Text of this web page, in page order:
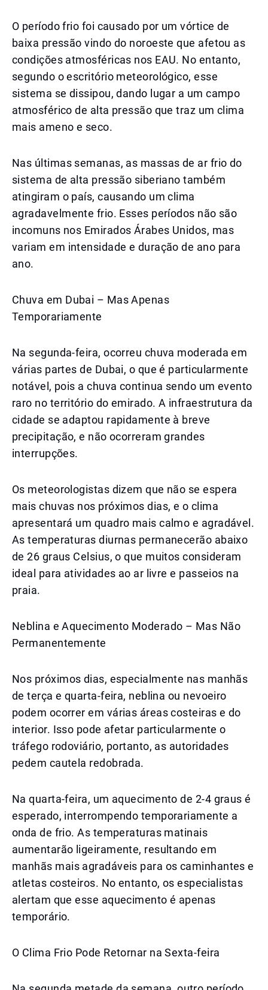
O período frio foi causado por um vórtice de
baixa pressão vindo do noroeste que afetou as
condições atmosféricas nos EAU. No entanto,
segundo o escritório meteorológico, esse
sistema se dissipou, dando lugar a um campo
atmosférico de alta pressão que traz um clima
mais ameno e seco.
Nas últimas semanas, as massas de ar frio do
sistema de alta pressão siberiano também
atingiram o país, causando um clima
agradavelmente frio. Esses períodos não são
incomuns nos Emirados Árabes Unidos, mas
variam em intensidade e duração de ano para
ano.
Chuva em Dubai – Mas Apenas
Temporariamente
Na segunda-feira, ocorreu chuva moderada em
várias partes de Dubai, o que é particularmente
notável, pois a chuva continua sendo um evento
raro no território do emirado. A infraestrutura da
cidade se adaptou rapidamente à breve
precipitação, e não ocorreram grandes
interrupções.
Os meteorologistas dizem que não se espera
mais chuvas nos próximos dias, e o clima
apresentará um quadro mais calmo e agradável.
As temperaturas diurnas permanecerão abaixo
de 26 graus Celsius, o que muitos consideram
ideal para atividades ao ar livre e passeios na
praia.
Neblina e Aquecimento Moderado – Mas Não
Permanentemente
Nos próximos dias, especialmente nas manhãs
de terça e quarta-feira, neblina ou nevoeiro
podem ocorrer em várias áreas costeiras e do
interior. Isso pode afetar particularmente o
tráfego rodoviário, portanto, as autoridades
pedem cautela redobrada.
Na quarta-feira, um aquecimento de 2-4 graus é
esperado, interrompendo temporariamente a
onda de frio. As temperaturas matinais
aumentarão ligeiramente, resultando em
manhãs mais agradáveis para os caminhantes e
atletas costeiros. No entanto, os especialistas
alertam que esse aquecimento é apenas
temporário.
O Clima Frio Pode Retornar na Sexta-feira